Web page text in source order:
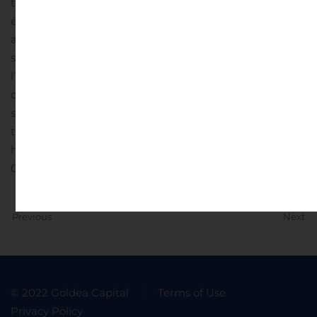
établissement teneur de compte est connecté ou non
au site VOTACCESS et, le cas échéant, si cet accès est
soumis à des conditions d’utilisation particulières. Si
l’établissement teneur de compte de l’actionnaire est
connecté au site VOTACCESS, l’actionnaire devra
s’identifier sur le portail Internet de son établissement
teneur de compte avec ses codes d’accès
habituels.
02.11.2020 – FR – format urw
Previous Next
© 2022 Goldea Capital
Terms of Use
Privacy Policy